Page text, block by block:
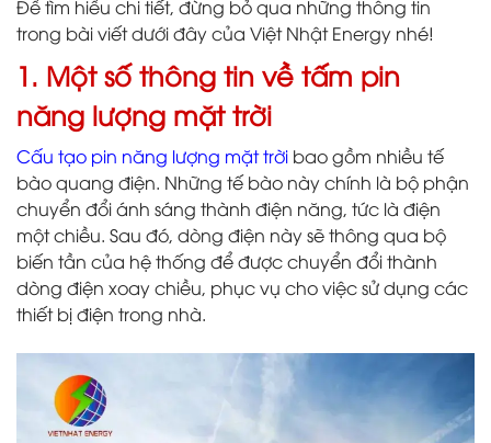
Để tìm hiểu chi tiết, đừng bỏ qua những thông tin
trong bài viết dưới đây của Việt Nhật Energy nhé!
1. Một số thông tin về tấm pin
năng lượng mặt trời
Cấu tạo pin năng lượng mặt trời bao gồm nhiều tế
bào quang điện. Những tế bào này chính là bộ phận
chuyển đổi ánh sáng thành điện năng, tức là điện
một chiều. Sau đó, dòng điện này sẽ thông qua bộ
biến tần của hệ thống để được chuyển đổi thành
dòng điện xoay chiều, phục vụ cho việc sử dụng các
thiết bị điện trong nhà.